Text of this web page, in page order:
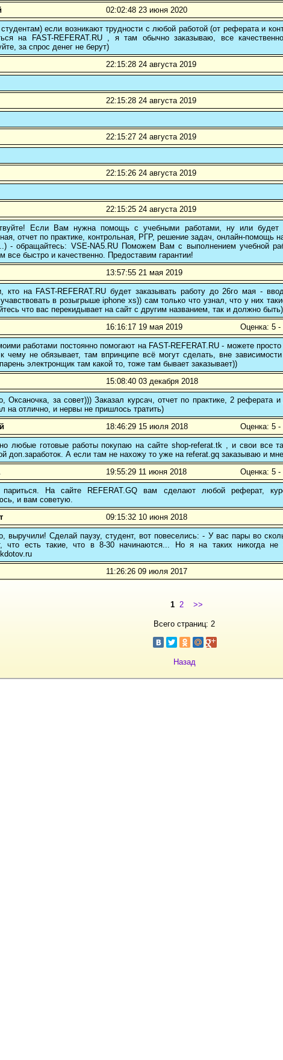
02:02:48 23 июня 2020
студентам) если возникают трудности с любой работой (от реферата и
на FAST-REFERAT.RU , я там обычно заказываю, все
за спрос денег не берут)
22:15:28 24 августа 2019
22:15:28 24 августа 2019
22:15:27 24 августа 2019
22:15:26 24 августа 2019
22:15:25 24 августа 2019
Если Вам нужна помощь с учебными работами, ну или будет
отчет по практике, контрольная, РГР, решение задач, онлайн-помощь
- обращайтесь: VSE-NA5.RU Поможем Вам с выполнением учебной
все быстро и качественно. Предоставим гарантии!
13:57:55 21 мая 2019
кто на FAST-REFERAT.RU будет заказывать работу до 26го мая -
в розыгрыше iphone xs)) сам только что узнал, что у них
что вас перекидывает на сайт с другим названием, так и должно быть)
16:16:17 19 мая 2019 Оценка: 5 -
работами постоянно помогают на FAST-REFERAT.RU - можете просто
чему не обязывает, там впринципе всё могут сделать, вне
электронщик там какой то, тоже там бывает заказывает))
15:08:40 03 декабря 2018
Оксаночка, за совет))) Заказал курсач, отчет по практике, 2 реферата
на отлично, и нервы не пришлось тратить)
18:46:29 15 июля 2018 Оценка: 5 -
любые готовые работы покупаю на сайте shop-referat.tk , и свои все
доп.заработок. А если там не нахожу то уже на referat.gq заказываю и
19:55:29 11 июня 2018 Оценка: 5 -
париться. На сайте REFERAT.GQ вам сделают любой реферат,
и вам советую.
09:15:32 10 июня 2018
выручили! Сделай паузу, студент, вот повеселись: - У вас пары во
что есть такие, что в 8-30 начинаются... Но я на таких никогда
11:26:26 09 июля 2017
1 2 >>
Всего страниц: 2
Назад